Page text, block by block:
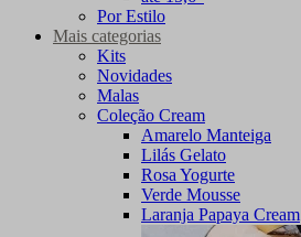
Por Estilo
Mais categorias
Kits
Novidades
Malas
Coleção Cream
Amarelo Manteiga
Lilás Gelato
Rosa Yogurte
Verde Mousse
Laranja Papaya Cream